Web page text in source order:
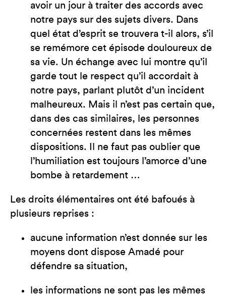
avoir un jour à traiter des accords avec
notre pays sur des sujets divers. Dans
quel état d’esprit se trouvera t-il alors, s’il
se remémore cet épisode douloureux de
sa vie. Un échange avec lui montre qu’il
garde tout le respect qu’il accordait à
notre pays, parlant plutôt d’un incident
malheureux. Mais il n’est pas certain que,
dans des cas similaires, les personnes
concernées restent dans les mêmes
dispositions. Il ne faut pas oublier que
l’humiliation est toujours l’amorce d’une
bombe à retardement …
Les droits élémentaires ont été bafoués à
plusieurs reprises :
aucune information n’est donnée sur les
moyens dont dispose Amadé pour
défendre sa situation,
les informations ne sont pas les mêmes